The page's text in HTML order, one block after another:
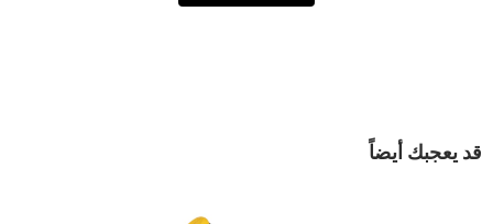
قد يعجبك أيضاً